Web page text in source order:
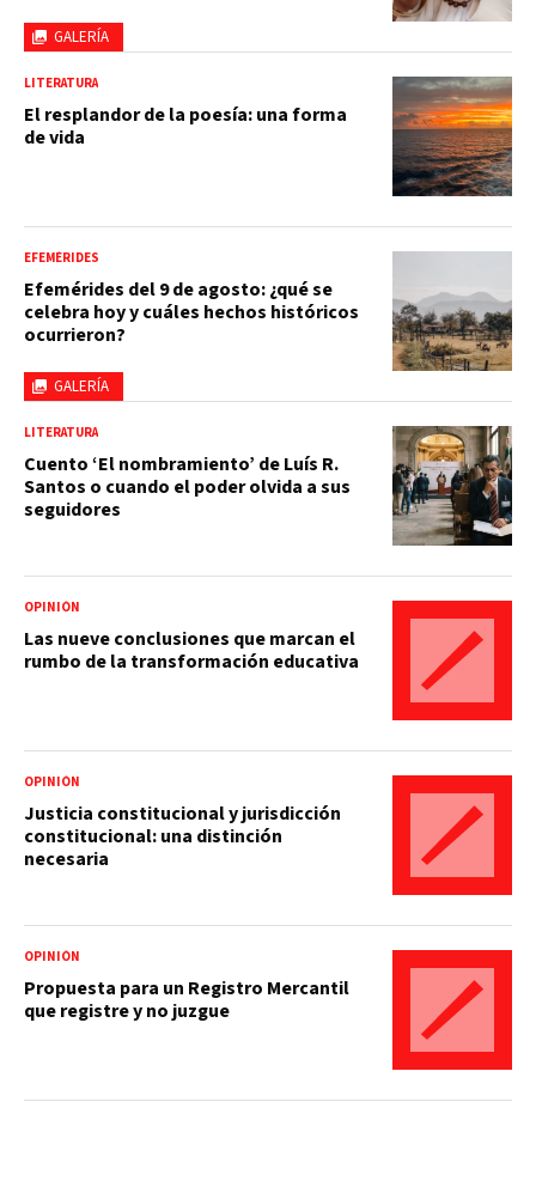
GALERÍA
LITERATURA
El resplandor de la poesía: una forma
de vida
GALERÍA
EFEMÉRIDES
Efemérides del 9 de agosto: ¿qué se
celebra hoy y cuáles hechos históricos
ocurrieron?
LITERATURA
Cuento ‘El nombramiento’ de Luís R.
Santos o cuando el poder olvida a sus
seguidores
OPINIÓN
Las nueve conclusiones que marcan el
rumbo de la transformación educativa
OPINIÓN
Justicia constitucional y jurisdicción
constitucional: una distinción
necesaria
OPINIÓN
Propuesta para un Registro Mercantil
que registre y no juzgue